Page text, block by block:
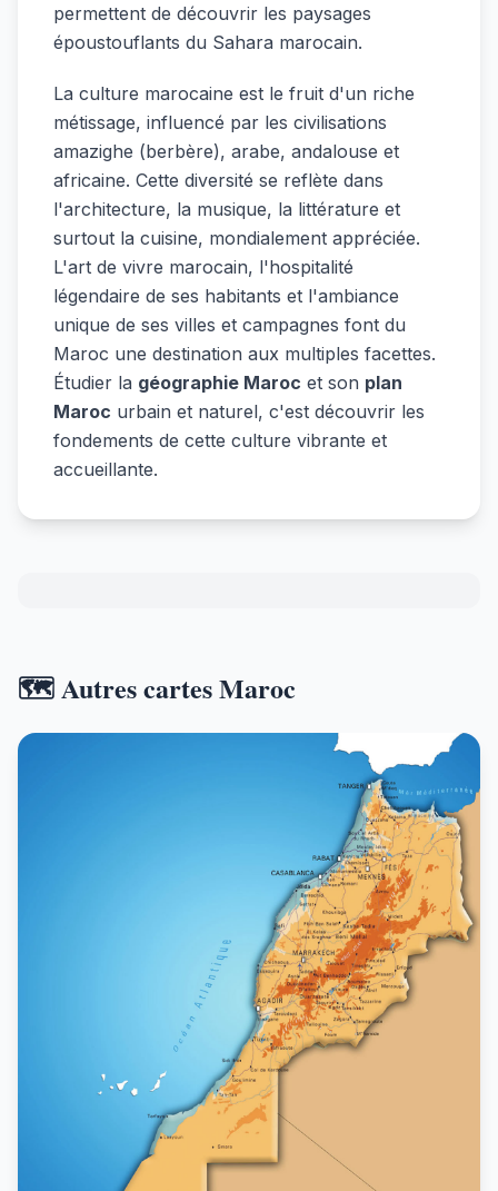
permettent de découvrir les paysages
époustouflants du Sahara marocain.
La culture marocaine est le fruit d'un riche
métissage, influencé par les civilisations
amazighe (berbère), arabe, andalouse et
africaine. Cette diversité se reflète dans
l'architecture, la musique, la littérature et
surtout la cuisine, mondialement appréciée.
L'art de vivre marocain, l'hospitalité
légendaire de ses habitants et l'ambiance
unique de ses villes et campagnes font du
Maroc une destination aux multiples facettes.
Étudier la géographie Maroc et son plan
Maroc urbain et naturel, c'est découvrir les
fondements de cette culture vibrante et
accueillante.
🗺️ Autres cartes Maroc